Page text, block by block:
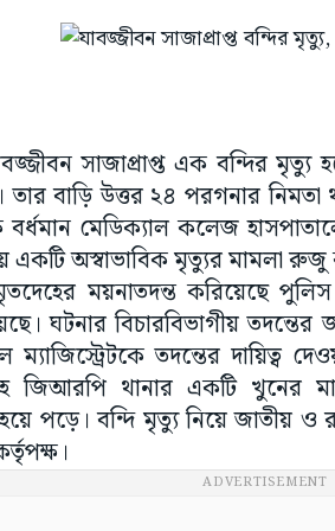
সাজাপ্রাপ্ত এক বন্দির
তার বাড়ি উত্তর ২৪ পরগনার
মেডিক্যাল কলেজ
একটি অস্বাভাবিক মৃত্যুর মামলা
ময়নাতদন্ত করিয়েছে
ঘটনার বিচারবিভাগীয় তদন্তের
তদন্তের দায়িত্ব
জিআরপি থানার একটি খুনের
পড়ে। বন্দি মৃত্যু নিয়ে জাতীয় ও
ADVERTISEMENT